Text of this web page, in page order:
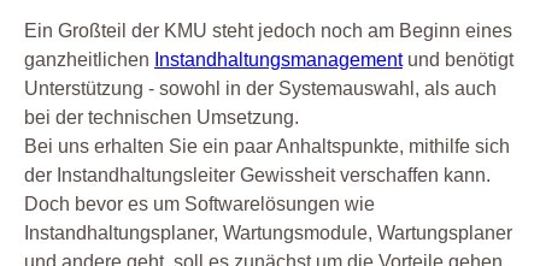
Ein Großteil der KMU steht jedoch noch am Beginn eines
ganzheitlichen Instandhaltungsmanagementund benötigt
Unterstützung - sowohl in der Systemauswahl, als auch
bei der technischen Umsetzung.
Bei uns erhalten Sie ein paar Anhaltspunkte, mithilfe sich
der Instandhaltungsleiter Gewissheit verschaffen kann.
Doch bevor es um Softwarelösungen wie
Instandhaltungsplaner, Wartungsmodule, Wartungsplaner